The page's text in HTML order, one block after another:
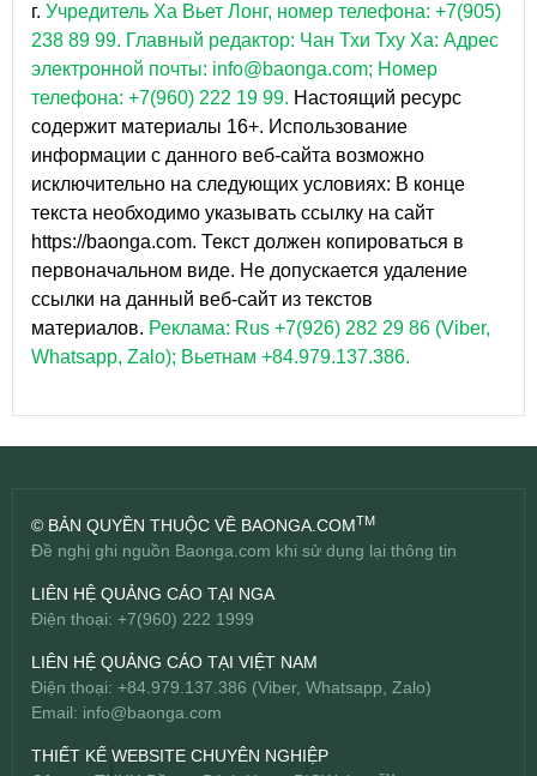
г. Учредитель Ха Вьет Лонг, номер телефона: +7(905)
238 89 99. Главный редактор: Чан Тхи Тху Ха: Адрес
электронной почты: info@baonga.com; Номер
телефона: +7(960) 222 19 99. Настоящий ресурс
содержит материалы 16+. Использование
информации с данного веб-сайта возможно
исключительно на следующих условиях: В конце
текста необходимо указывать ссылку на сайт
https://baonga.com. Текст должен копироваться в
первоначальном виде. Не допускается удаление
ссылки на данный веб-сайт из текстов
материалов. Реклама: Rus +7(926) 282 29 86 (Viber,
Whatsapp, Zalo); Вьетнам +84.979.137.386.
© BẢN QUYỀN THUỘC VỀ BAONGA.COMTM
Đề nghị ghi nguồn Baonga.com khi sử dụng lại thông tin
LIÊN HỆ QUẢNG CÁO TẠI NGA
Điện thoại: +7(960) 222 1999
LIÊN HỆ QUẢNG CÁO TẠI VIỆT NAM
Điện thoại: +84.979.137.386 (Viber, Whatsapp, Zalo)
Email: info@baonga.com
THIẾT KẾ WEBSITE CHUYÊN NGHIỆP